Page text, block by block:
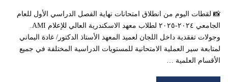
📸 لقطات اليوم من انطلاق امتحانات نهاية الفصل الدراسي الأول للعام
الجامعي ٢٠٢٤-٢٠٢٥ لطلاب معهد الاسكندرية العالي للإعلام AMI.
وجولات تفقدية داخل اللجان لعميد المعهد الأستاذ الدكتور/ غادة اليماني
لمتابعة سير العملية الامتحانية للمستويات الدراسية المختلفة في جميع
الأقسام العلمية …